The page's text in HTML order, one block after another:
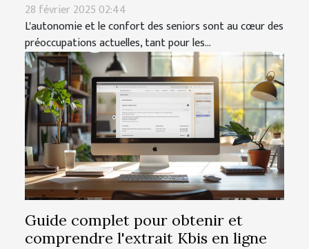
28 février 2025 02:44
L'autonomie et le confort des seniors sont au cœur des
préoccupations actuelles, tant pour les...
Guide complet pour obtenir et
comprendre l'extrait Kbis en ligne